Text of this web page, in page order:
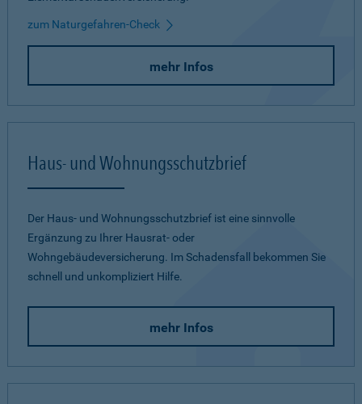
zum Naturgefahren-Check
mehr Infos
Haus- und Wohnungsschutzbrief
Der Haus- und Wohnungsschutzbrief ist eine sinnvolle
Ergänzung zu Ihrer Hausrat- oder
Wohngebäudeversicherung. Im Schadensfall bekommen Sie
schnell und unkompliziert Hilfe.
mehr Infos